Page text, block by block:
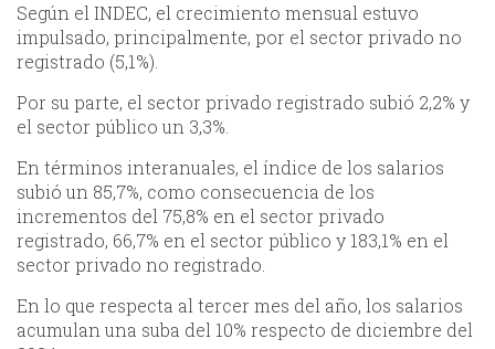
Según el INDEC, el crecimiento mensual estuvo
impulsado, principalmente, por el sector privado no
registrado (5,1%).
Por su parte, el sector privado registrado subió 2,2% y
el sector público un 3,3%.
En términos interanuales, el índice de los salarios
subió un 85,7%, como consecuencia de los
incrementos del 75,8% en el sector privado
registrado, 66,7% en el sector público y 183,1% en el
sector privado no registrado.
En lo que respecta al tercer mes del año, los salarios
acumulan una suba del 10% respecto de diciembre del